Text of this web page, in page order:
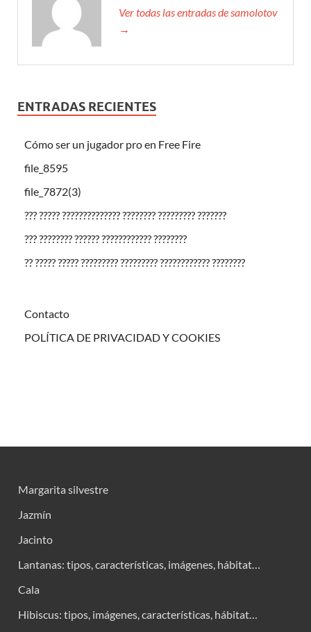
Ver todas las entradas de samolotov
→
ENTRADAS RECIENTES
Cómo ser un jugador pro en Free Fire
file_8595
file_7872(3)
??? ????? ?????????????? ???????? ????????? ???????
??? ???????? ?????? ???????????? ????????
?? ????? ????? ????????? ????????? ???????????? ????????
Contacto
POLÍTICA DE PRIVACIDAD Y COOKIES
Margarita silvestre
Jazmín
Jacinto
Lantanas: tipos, características, imágenes, hábitat…
Cala
Hibiscus: tipos, imágenes, características, hábitat…